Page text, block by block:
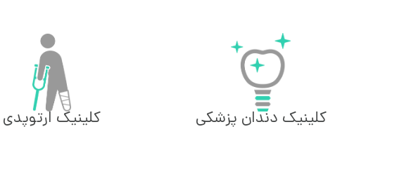
کلینیک دندان پزشکی کلینیک ارتوپدی